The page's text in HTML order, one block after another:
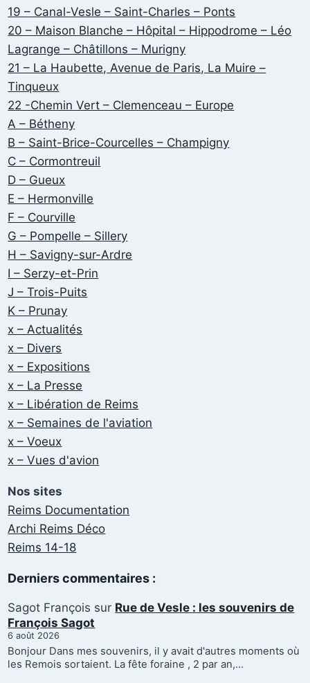
19 – Canal-Vesle – Saint-Charles – Ponts
20 – Maison Blanche – Hôpital – Hippodrome – Léo
Lagrange – Châtillons – Murigny
21 – La Haubette, Avenue de Paris, La Muire –
Tinqueux
22 -Chemin Vert – Clemenceau – Europe
A – Bétheny
B – Saint-Brice-Courcelles – Champigny
C – Cormontreuil
D – Gueux
E – Hermonville
F – Courville
G – Pompelle – Sillery
H – Savigny-sur-Ardre
I – Serzy-et-Prin
J – Trois-Puits
K – Prunay
x – Actualités
x – Divers
x – Expositions
x – La Presse
x – Libération de Reims
x – Semaines de l'aviation
x – Voeux
x – Vues d'avion
Nos sites
Reims Documentation
Archi Reims Déco
Reims 14-18
Derniers commentaires :
Sagot François sur Rue de Vesle : les souvenirs de
François Sagot
6 août 2026
Bonjour Dans mes souvenirs, il y avait d'autres moments où
les Remois sortaient. La fête foraine , 2 par an,…